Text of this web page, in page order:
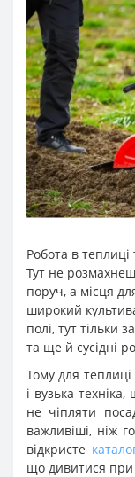
Робота в теплиці
Тут не
поруч, а місця
широкий
полі, тут тільки
та ще й сусідні
Тому для
і вузька
не чіпляти
важливіші, ніж
відкриєте
що дивитися при